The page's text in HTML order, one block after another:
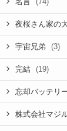
名言
夜桜さん家の
宇宙兄弟 (3)
完結 (19)
忘却バッテリ
株式会社マジ